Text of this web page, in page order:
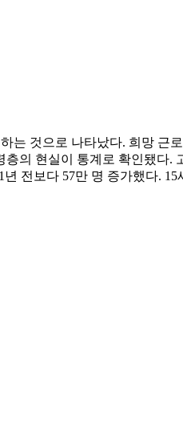
는 것으로 나타났다. 희망
의 현실이 통계로 확인됐다.
전보다 57만 명 증가했다.